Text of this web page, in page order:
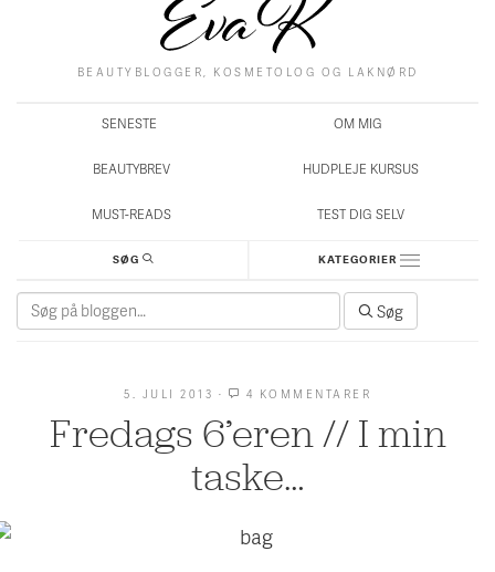
BEAUTYBLOGGER, KOSMETOLOG OG LAKNØRD
SENESTE OM MIG
BEAUTYBREV HUDPLEJE KURSUS
MUST-READS TEST DIG SELV
SØG KATEGORIER
Søg
efter:
Søg
5. JULI 2013 · 4 KOMMENTARER
6’EREN
Fredags 6’eren // I min
taske…